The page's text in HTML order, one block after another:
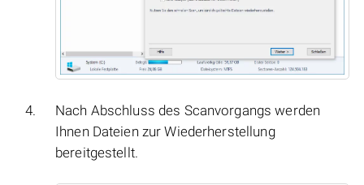
Nach Abschluss des Scanvorgangs werden
Ihnen Dateien zur Wiederherstellung
bereitgestellt.